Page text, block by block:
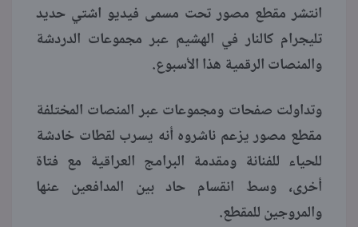
فنجان قهوة
بوابة الطلبة
ملفات
منوعات
انتشر مقطع مصور تحت مسمى فيديو اشتي حديد
تليجرام كالنار في الهشيم عبر مجموعات الدردشة
والمنصات الرقمية هذا الأسبوع.
وتداولت صفحات ومجموعات عبر المنصات المختلفة
مقطع مصور يزعم ناشروه أنه يسرب لقطات خادشة
للحياء للفنانة ومقدمة البرامج العراقية مع فتاة
أخرى، وسط انقسام حاد بين المدافعين عنها
والمروجين للمقطع.